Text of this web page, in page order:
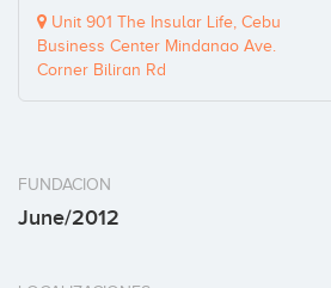
Unit 901 The Insular Life, Cebu
Business Center Mindanao Ave.
Corner Biliran Rd
FUNDACION
June/2012